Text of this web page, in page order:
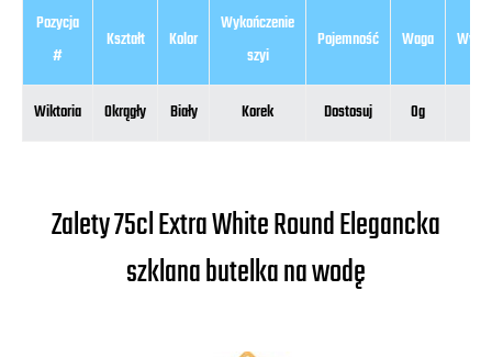
Pozycja
#
Kształt Kolor
Wykończenie
szyi
Pojemność Waga
Wiktoria Okrągły Biały Korek Dostosuj 0g
Zalety 75cl Extra White Round Elegancka
szklana butelka na wodę